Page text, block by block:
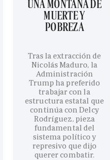
UNA MONTAÑA DE
MUERTE Y
POBREZA
Tras la extracción de
Nicolás Maduro, la
Administración
Trump ha preferido
trabajar con la
estructura estatal que
continúa con Delcy
Rodríguez, pieza
fundamental del
sistema político y
represivo que dijo
querer combatir.